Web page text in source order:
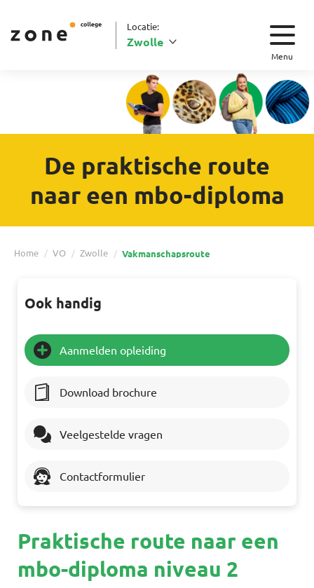
Locatie:
Zwolle
Menu
De praktische route
naar een mbo-diploma
Home VO Zwolle Vakmanschapsroute
Praktische route naar een
mbo-diploma niveau 2
Ook handig
Aanmelden opleiding
Download brochure
Veelgestelde vragen
Contactformulier